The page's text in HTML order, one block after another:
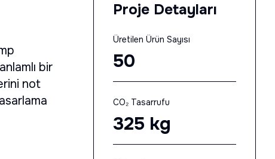
bir
not
Proje Detayları
Üretilen Ürün Sayısı
50
CO₂ Tasarrufu
325 kg